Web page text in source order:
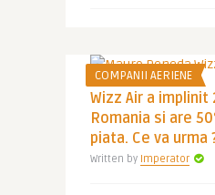
COMPANII AERIENE
Wizz Air a implinit
Romania si are
piata. Ce va urma
Written by Imperator